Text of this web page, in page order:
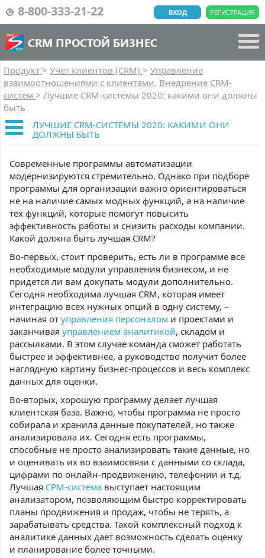
8-800-333-21-22 РЕГИСТРАЦИЯ
ВХОД
CRM ПРОСТОЙ БИЗНЕС
Продукт > Учет клиентов (CRM) > Управление
взаимоотношениями с клиентами. Внедрение CRM-
систем > Лучшие CRM-системы 2020: какими они должны
быть
ЛУЧШИЕ CRM-СИСТЕМЫ 2020: КАКИМИ ОНИ
ДОЛЖНЫ БЫТЬ
Современные программы автоматизации
модернизируются стремительно. Однако при подборе
программы для организации важно ориентироваться
не на наличие самых модных функций, а на наличие
тех функций, которые помогут повысить
эффективность работы и снизить расходы компании.
Какой должна быть лучшая CRM?
Во-первых, стоит проверить, есть ли в программе все
необходимые модули управления бизнесом, и не
придется ли вам докупать модули дополнительно.
Сегодня необходима лучшая CRM, которая имеет
интеграцию всех нужных опций в одну систему, –
начиная от управления персоналом и проектами и
заканчивая управлением аналитикой, складом и
рассылками. В этом случае команда сможет работать
быстрее и эффективнее, а руководство получит более
наглядную картину бизнес-процессов и весь комплекс
данных для оценки.
Во-вторых, хорошую программу делает лучшая
клиентская база. Важно, чтобы программа не просто
собирала и хранила данные покупателей, но также
анализировала их. Сегодня есть программы,
способные не просто анализировать такие данные, но
и оценивать их во взаимосвязи с данными со склада,
цифрами по онлайн-продвижению, телефонии и т.д.
Лучшая СРМ-система выступает настоящим
анализатором, позволяющим быстро корректировать
планы продвижения и продаж, чтобы не терять, а
зарабатывать средства. Такой комплексный подход к
аналитике данных дает возможность сделать оценку
и планирование более точными.